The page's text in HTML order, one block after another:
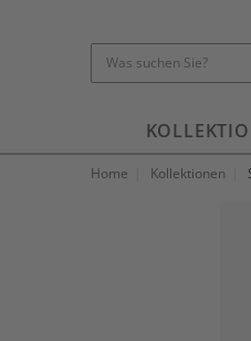
Home Kollektionen